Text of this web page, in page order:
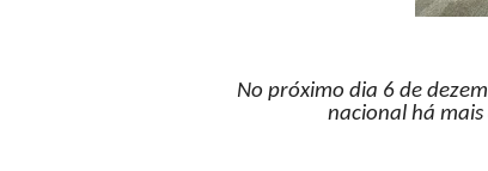
No próximo dia 6 de
nacional há